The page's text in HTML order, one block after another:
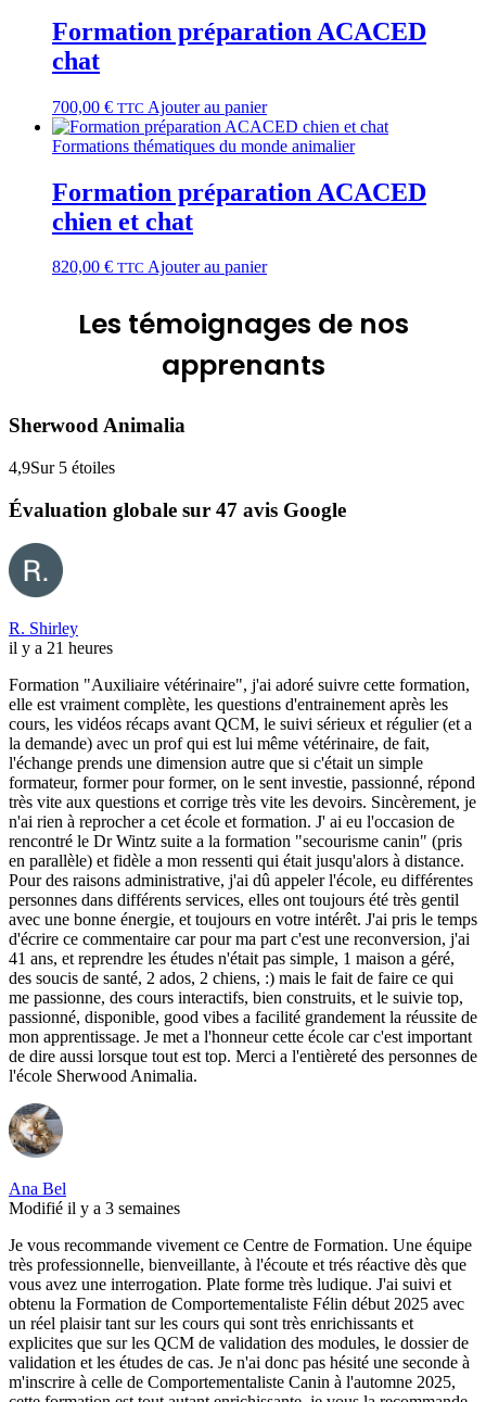
Formation préparation ACACED
chat
700,00 € TTC Ajouter au panier
Formations thématiques du monde animalier
Formation préparation ACACED
chien et chat
820,00 € TTC Ajouter au panier
Les témoignages de nos
apprenants
Sherwood Animalia
4,9Sur 5 étoiles
Évaluation globale sur 47 avis Google
R. Shirley
il y a 21 heures
Formation "Auxiliaire vétérinaire", j'ai adoré suivre cette formation,
elle est vraiment complète, les questions d'entrainement après les
cours, les vidéos récaps avant QCM, le suivi sérieux et régulier (et a
la demande) avec un prof qui est lui même vétérinaire, de fait,
l'échange prends une dimension autre que si c'était un simple
formateur, former pour former, on le sent investie, passionné, répond
très vite aux questions et corrige très vite les devoirs. Sincèrement, je
n'ai rien à reprocher a cet école et formation. J' ai eu l'occasion de
rencontré le Dr Wintz suite a la formation "secourisme canin" (pris
en parallèle) et fidèle a mon ressenti qui était jusqu'alors à distance.
Pour des raisons administrative, j'ai dû appeler l'école, eu différentes
personnes dans différents services, elles ont toujours été très gentil
avec une bonne énergie, et toujours en votre intérêt. J'ai pris le temps
d'écrire ce commentaire car pour ma part c'est une reconversion, j'ai
41 ans, et reprendre les études n'était pas simple, 1 maison a géré,
des soucis de santé, 2 ados, 2 chiens, :) mais le fait de faire ce qui
me passionne, des cours interactifs, bien construits, et le suivie top,
passionné, disponible, good vibes a facilité grandement la réussite de
mon apprentissage. Je met a l'honneur cette école car c'est important
de dire aussi lorsque tout est top. Merci a l'entièreté des personnes de
l'école Sherwood Animalia.
Ana Bel
Modifié il y a 3 semaines
Je vous recommande vivement ce Centre de Formation. Une équipe
très professionnelle, bienveillante, à l'écoute et trés réactive dès que
vous avez une interrogation. Plate forme très ludique. J'ai suivi et
obtenu la Formation de Comportementaliste Félin début 2025 avec
un réel plaisir tant sur les cours qui sont très enrichissants et
explicites que sur les QCM de validation des modules, le dossier de
validation et les études de cas. Je n'ai donc pas hésité une seconde à
m'inscrire à celle de Comportementaliste Canin à l'automne 2025,